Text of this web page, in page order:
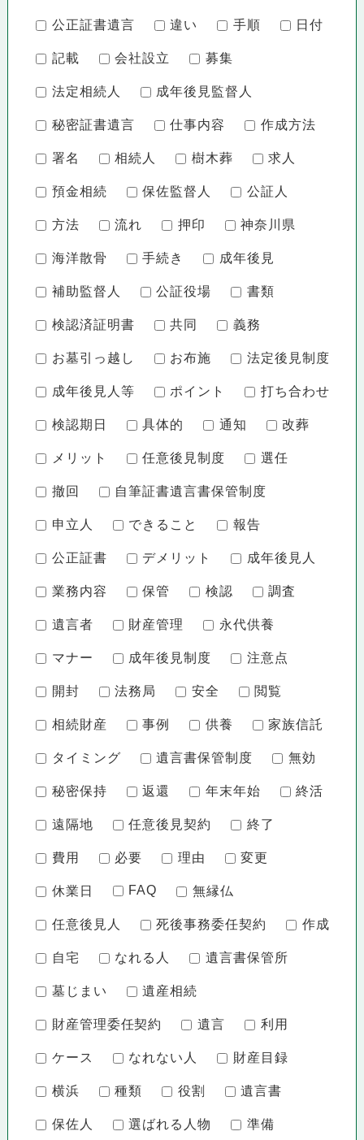
公正証書遺言 違い 手順 日付
記載 会社設立 募集
法定相続人 成年後見監督人
秘密証書遺言 仕事内容 作成方法
署名 相続人 樹木葬 求人
預金相続 保佐監督人 公証人
方法 流れ 押印 神奈川県
海洋散骨 手続き 成年後見
補助監督人 公証役場 書類
検認済証明書 共同 義務
お墓引っ越し お布施 法定後見制度
成年後見人等 ポイント 打ち合わせ
検認期日 具体的 通知 改葬
メリット 任意後見制度 選任
撤回 自筆証書遺言書保管制度
申立人 できること 報告
公正証書 デメリット 成年後見人
業務内容 保管 検認 調査
遺言者 財産管理 永代供養
マナー 成年後見制度 注意点
開封 法務局 安全 閲覧
相続財産 事例 供養 家族信託
タイミング 遺言書保管制度 無効
秘密保持 返還 年末年始 終活
遠隔地 任意後見契約 終了
費用 必要 理由 変更
休業日 FAQ 無縁仏
任意後見人 死後事務委任契約 作成
自宅 なれる人 遺言書保管所
墓じまい 遺産相続
財産管理委任契約 遺言 利用
ケース なれない人 財産目録
横浜 種類 役割 遺言書
保佐人 選ばれる人物 準備